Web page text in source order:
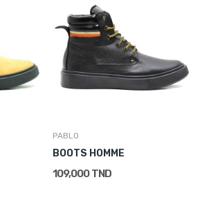
PABLO
BOOTS HOMME
109,000 TND